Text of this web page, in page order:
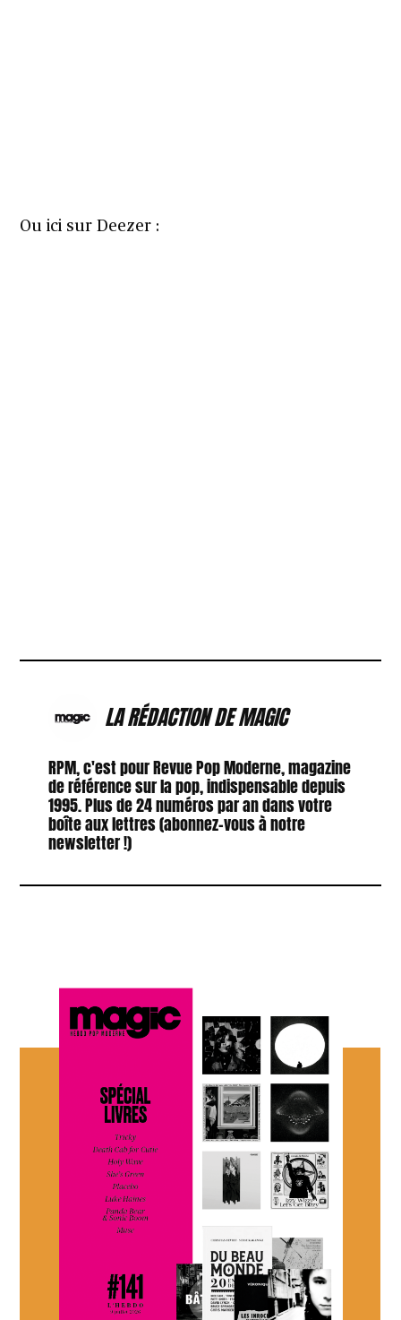
Ou ici sur Deezer :
LA RÉDACTION DE MAGIC
RPM, c'est pour Revue Pop Moderne, magazine
de référence sur la pop, indispensable depuis
1995. Plus de 24 numéros par an dans votre
boîte aux lettres (abonnez-vous à notre
newsletter !)